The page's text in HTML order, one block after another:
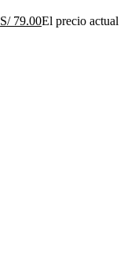
S/79.00El precio actual